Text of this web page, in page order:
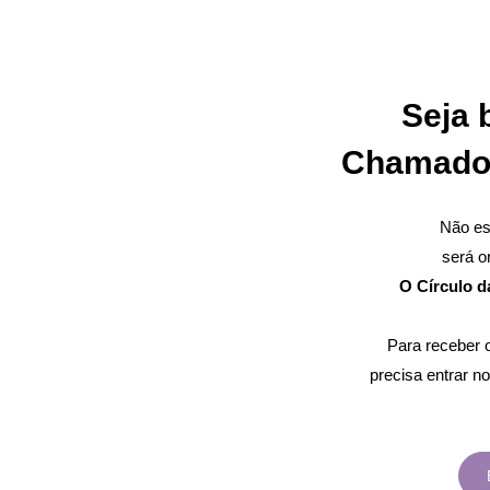
Seja
Não
será
O Círculo
Para receber
precisa entrar